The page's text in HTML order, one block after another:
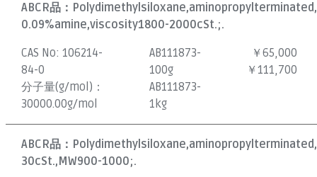
ABCR品：
0.09%amine,viscosity1800-2000cSt.;.
CAS No:106214-
84-0
分子量(g/mol)：
30000.00g/mol
AB111873-
100g
AB111873-
1kg
￥65,000
￥111,700
ABCR品：
30cSt.,MW900-1000;.